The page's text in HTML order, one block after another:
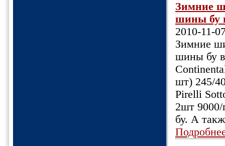
Зимние
шины бу
2010-11-
Зимние
шины бу в
шт) 245/
Pirelli
2шт 9000/
бу. А